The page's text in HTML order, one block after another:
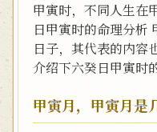
甲寅时，不同人生在
日甲寅时的命理分析
日子，其代表的内容
介绍下六癸日甲寅时
甲寅月，甲寅月是